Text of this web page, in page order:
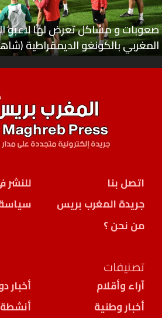
صعوبات و مشاكل تعرض لها لاعبو
المغربي بالكونغو الديمقراطية
اتصل بنا
للنشر
جريدة المغرب بريس
من نحن ؟
تصنيفات
آراء وأقلام
أخبار
أخبار وطنية